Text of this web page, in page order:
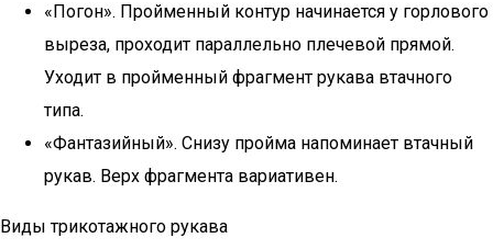
«Погон». Пройменный контур начинается у горлового
выреза, проходит параллельно плечевой прямой.
Уходит в пройменный фрагмент рукава втачного
типа.
«Фантазийный». Снизу пройма напоминает втачный
рукав. Верх фрагмента вариативен.
Виды трикотажного рукава